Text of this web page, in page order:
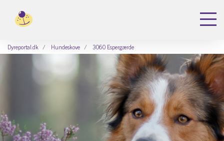
Dyreportal.dk Hundeskove 3060 Espergærde